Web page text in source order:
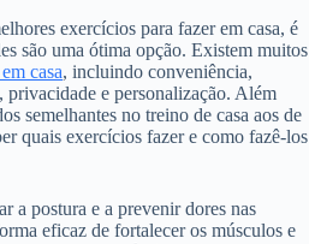
exercícios para fazer em casa, é
são uma ótima opção. Existem muitos
casa, incluindo conveniência,
e personalização. Além
semelhantes no treino de casa aos de
quais exercícios fazer e como fazê-los
a postura e a prevenir dores nas
eficaz de fortalecer os músculos e